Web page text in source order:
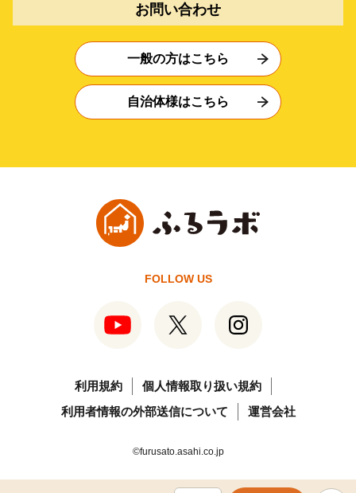
お問い合わせ
一般の方はこちら
自治体様はこちら
FOLLOW US
利用規約
個人情報取り扱い規約
利用者情報の外部送信について
運営会社
©furusato.asahi.co.jp